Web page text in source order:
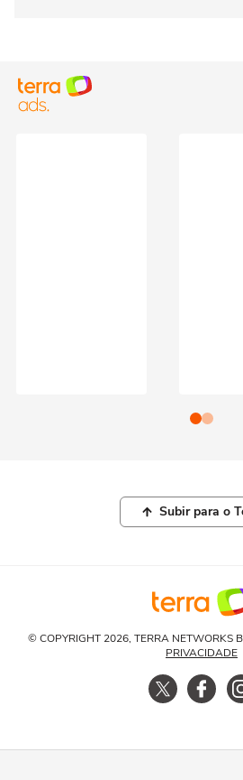
Subir para o
© COPYRIGHT 2026, TERRA NETWORKS
PRIVACIDADE